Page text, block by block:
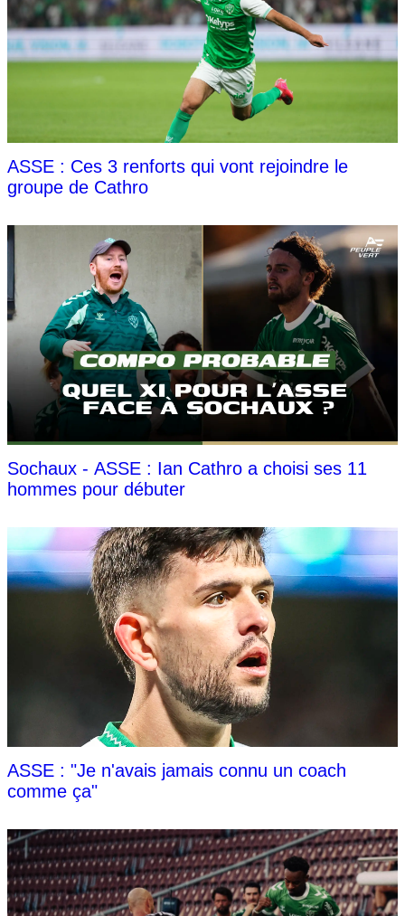
ASSE : Ces 3 renforts qui vont rejoindre le
groupe de Cathro
Sochaux - ASSE : Ian Cathro a choisi ses 11
hommes pour débuter
ASSE : "Je n'avais jamais connu un coach
comme ça"